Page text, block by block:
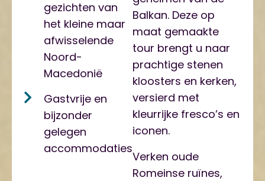
gezichten van
het kleine maar
afwisselende
Noord-
Macedonië
Gastvrije en
bijzonder
gelegen
accommodaties
Balkan. Deze op
maat gemaakte
tour brengt u naar
prachtige stenen
kloosters en kerken,
versierd met
kleurrijke fresco’s en
iconen.
Verken oude
Romeinse ruïnes,